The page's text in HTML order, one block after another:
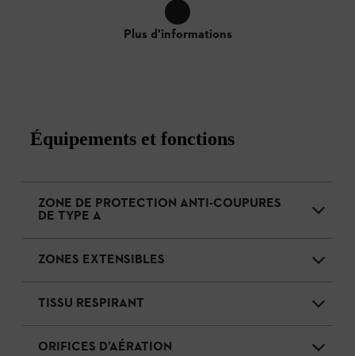
Plus d'informations
Équipements et fonctions
ZONE DE PROTECTION ANTI-COUPURES
DE TYPE A
ZONES EXTENSIBLES
TISSU RESPIRANT
ORIFICES D’AÉRATION